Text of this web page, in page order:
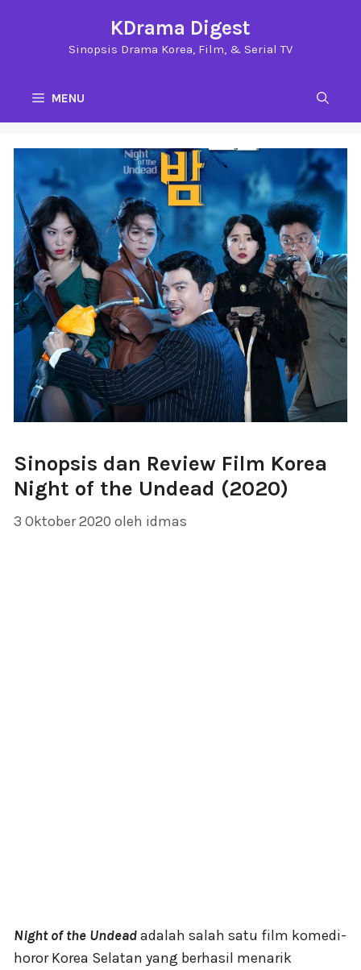
KDrama Digest
Sinopsis Drama Korea, Film, & Serial TV
MENU
Sinopsis dan Review Film Korea
Night of the Undead (2020)
3 Oktober 2020 oleh idmas
Night of the Undeadadalah salah satu film komedi-
horor Korea Selatan yang berhasil menarik